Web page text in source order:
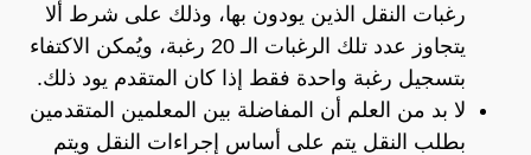
رغبات النقل الذين يودون بها، وذلك على شرط ألا
يتجاوز عدد تلك الرغبات الـ 20 رغبة، ويُمكن الاكتفاء
بتسجيل رغبة واحدة فقط إذا كان المتقدم يود ذلك.
لا بد من العلم أن المفاضلة بين المعلمين المتقدمين
بطلب النقل يتم على أساس إجراءات النقل ويتم